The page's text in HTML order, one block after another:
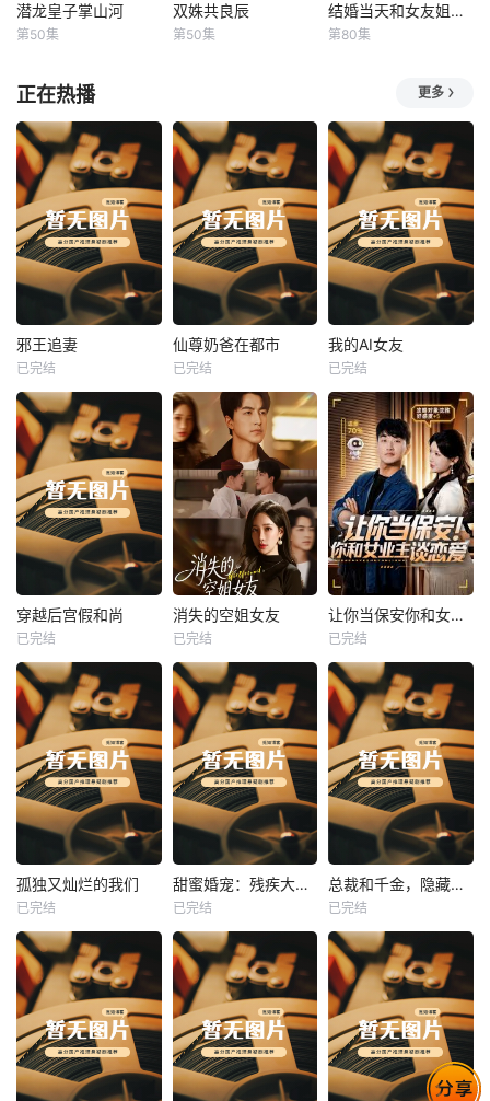
潜龙皇子掌山河
潜龙皇子掌山河
第50集
双姝共良辰
双姝共良辰
第50集
结婚当天和女友姐姐一起穿越了 结婚当天和女友姐姐一起穿越了
第80集
正在热播 更多
热播
邪王追妻
未知
邪王追妻
已完结
热播
未知
仙尊奶爸在都市
已完结
热播
我的AI女友
未知
我的AI女友
已完结
热播
未知
穿越后宫假和尚
已完结
热播
未知
消失的空姐女友
已完结
热播
未知
让你当保安你和女业主谈恋爱
已完结
热播
未知
孤独又灿烂的我们
已完结
热播
未知
甜蜜婚宠：残疾大佬夜夜撩
已完结
热播
未知
总裁和千金，隐藏身份闪婚了
已完结